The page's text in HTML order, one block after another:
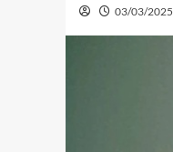
03/03/2025